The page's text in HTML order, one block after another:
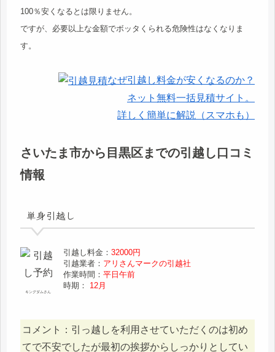
100％安くなるとは限りません。
ですが、必要以上な金額でボッタくられる危険性はなくなりま
す。
なぜ引越し料金が安くなるのか？
ネット無料一括見積サイト。
詳しく簡単に解説（スマホも）
さいたま市から目黒区までの引越し口コミ
情報
単身引越し
キングダムさん
引越し料金：32000円
引越業者： アリさんマークの引越社
作業時間：平日午前
時期：
12月
コメント：引っ越しを利用させていただくのは初め
てで不安でしたが最初の挨拶からしっかりとしてい